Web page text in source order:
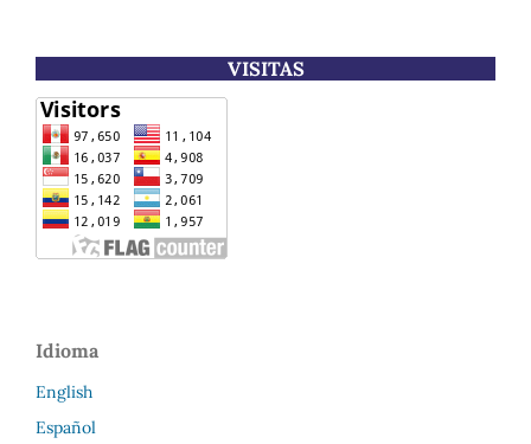
VISITAS
Idioma
English
Español